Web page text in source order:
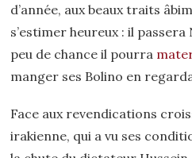
d’année, aux beaux traits
s’estimer heureux : il
peu de chance il pourra
manger ses Bolino en
Face aux revendications
irakienne, qui a vu ses